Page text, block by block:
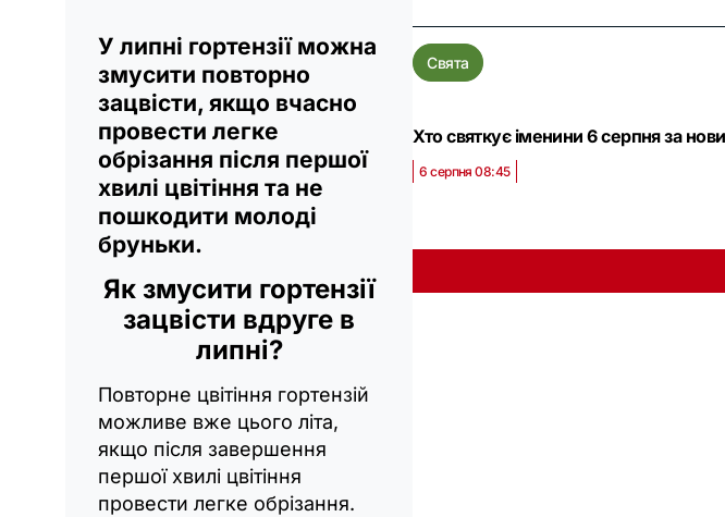
У липні гортензії можна
змусити повторно
зацвісти, якщо вчасно
провести легке
обрізання після першої
хвилі цвітіння та не
пошкодити молоді
бруньки.
Як змусити гортензії
зацвісти вдруге в
липні?
Повторне цвітіння гортензій
можливе вже цього літа,
якщо після завершення
першої хвилі цвітіння
провести легке обрізання.
Свята
Хто святкує іменини 6 серпня за
6 серпня 08:45